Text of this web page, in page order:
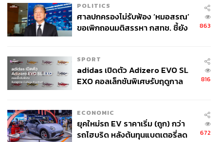
POLITICS
ศาลปกครองไม่รับฟ้อง ‘หมอสรณ’
ขอเพิกถอนมติสรรหา กสทช. ชี้ยัง
863
SPORT
adidas เปิดตัว Adizero EVO SL
EXO คอลเล็กชันพิเศษรับฤดูกาล
816
ECONOMIC
ยุคใหม่รถ EV ราคาเริ่ม (ถูก) กว่า
รถไฮบริด หลังต้นทุนแบตเตอรี่ลด
672